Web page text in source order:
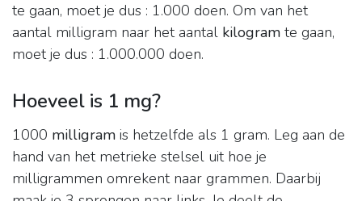
te gaan, moet je dus : 1.000 doen. Om van het
aantal milligram naar het aantal kilogram te gaan,
moet je dus : 1.000.000 doen.
Hoeveel is 1 mg?
1000 milligram is hetzelfde als 1 gram. Leg aan de
hand van het metrieke stelsel uit hoe je
milligrammen omrekent naar grammen. Daarbij